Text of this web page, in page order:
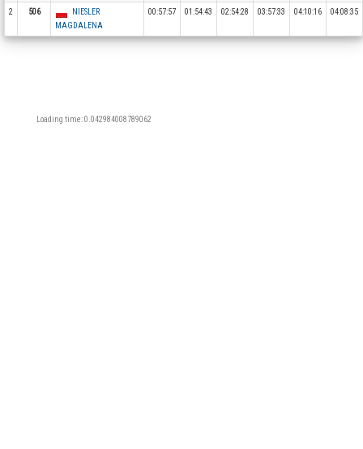
2 506
NIESLER
MAGDALENA
00:57:57 01:54:43 02:54:28 03:57:33 04:10:16 04:08:35
Loading time: 0.042984008789062